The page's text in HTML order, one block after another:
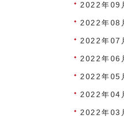
2022年09
2022年08
2022年07
2022年06
2022年05
2022年04
2022年03